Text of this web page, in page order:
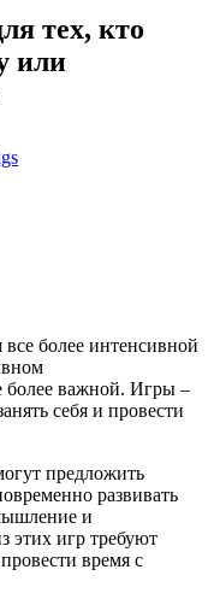
тех, кто
или
более интенсивной
более важной. Игры –
себя и провести
предложить
развивать
и
этих игр требуют
время с